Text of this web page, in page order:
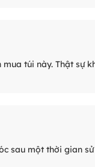
túi này. Thật sự
sau một thời gian